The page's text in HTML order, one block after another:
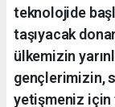
teknolojide
taşıyacak
ülkemizin
gençlerimizin,
yetişmeniz için